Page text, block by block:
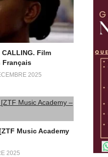
CALLING. Film
Français
2025
Music Academy
2025